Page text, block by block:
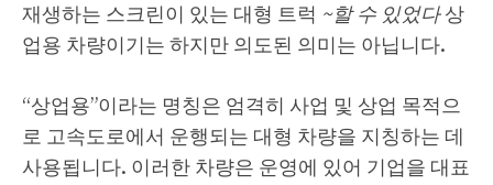
재생하는 스크린이 있는 대형 트럭 ~할 수 있었다상
업용 차량이기는 하지만 의도된 의미는 아닙니다.
“상업용”이라는 명칭은 엄격히 사업 및 상업 목적으
로 고속도로에서 운행되는 대형 차량을 지칭하는 데
사용됩니다. 이러한 차량은 운영에 있어 기업을 대표